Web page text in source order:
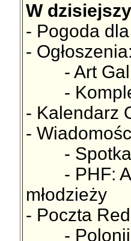
W
- Pogoda
- Ogłoszenia:
- Art
-
- Kalendarz
-
-
- PHF:
młodzieży
- Poczta
-